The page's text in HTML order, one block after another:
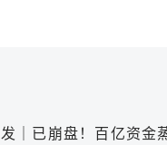
｜已崩盘！百亿资金